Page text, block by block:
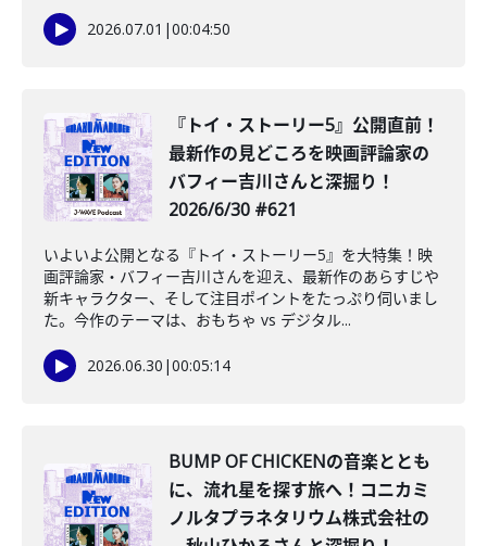
2026.07.01 |00:04:50
『トイ・ストーリー5』公開直前！
最新作の見どころを映画評論家の
バフィー吉川さんと深掘り！
2026/6/30 #621
いよいよ公開となる『トイ・ストーリー5』を大特集！映
画評論家・バフィー吉川さんを迎え、最新作のあらすじや
新キャラクター、そして注目ポイントをたっぷり伺いまし
た。今作のテーマは、おもちゃ vs デジタル...
2026.06.30 |00:05:14
BUMP OF CHICKENの音楽ととも
に、流れ星を探す旅へ！コニカミ
ノルタプラネタリウム株式会社の